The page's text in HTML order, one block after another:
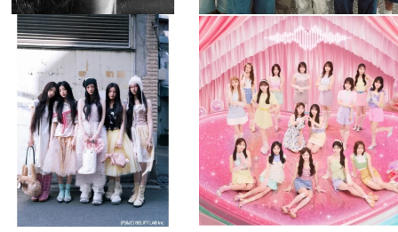
musicjapantv
💡8月特番放送決定！
8月 4
1 0
musicjapantv
💡8月特番放送決定！
...
8月 4
1 0